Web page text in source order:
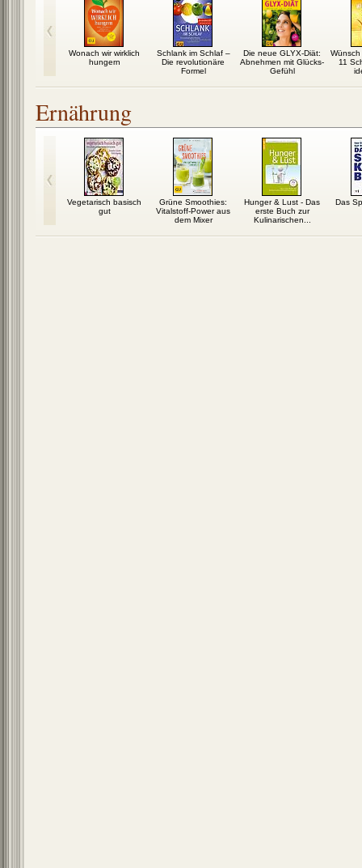
Wonach wir wirklich
hungern
Schlank im Schlaf –
Die revolutionäre
Formel
Die neue GLYX-Diät:
Abnehmen mit Glücks-
Gefühl
11
Ernährung
Vegetarisch basisch
gut
Grüne Smoothies:
Vitalstoff-Power aus
dem Mixer
Hunger & Lust - Das
erste Buch zur
Kulinarischen...
Das